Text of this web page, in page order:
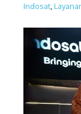
Indosat